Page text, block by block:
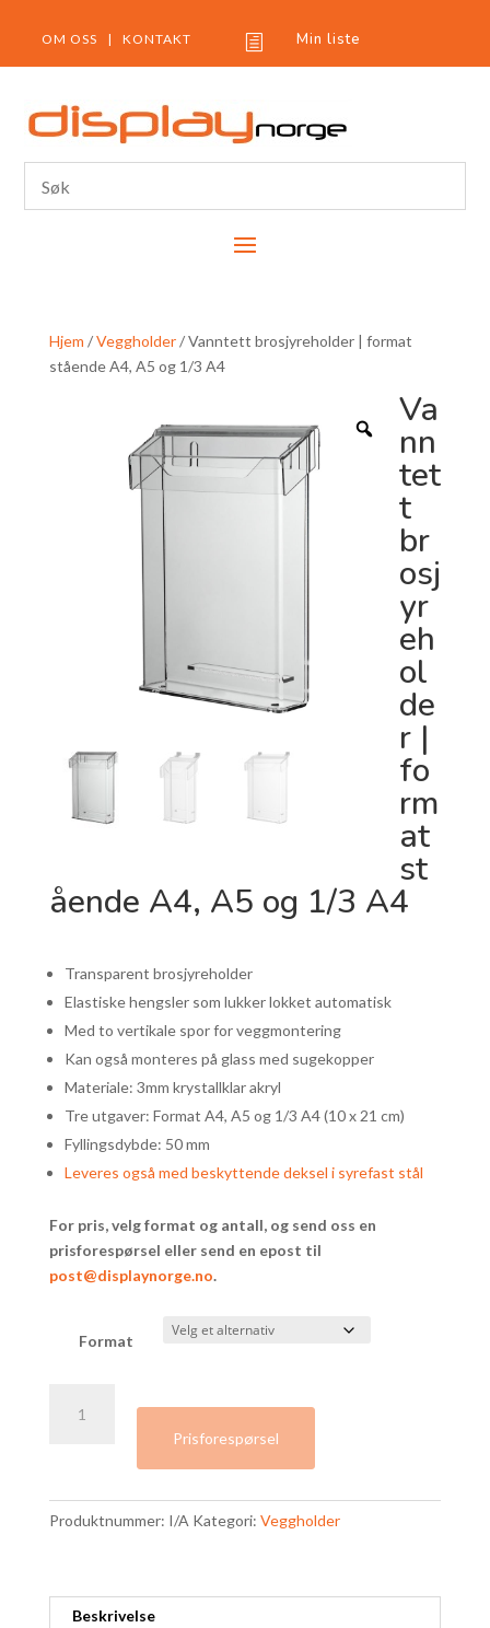
OM OSS | KONTAKT h Min liste
Hjem /Veggholder/ Vanntett brosjyreholder | format
stående A4, A5 og 1/3 A4
Va
nn
tet
t
br
osj
yr
eh
ol
de
r |
fo
rm
at
st
ående A4, A5 og 1/3 A4
Transparent brosjyreholder
Elastiske hengsler som lukker lokket automatisk
Med to vertikale spor for veggmontering
Kan også monteres på glass med sugekopper
Materiale: 3mm krystallklar akryl
Tre utgaver: Format A4, A5 og 1/3 A4 (10 x 21 cm)
Fyllingsdybde: 50 mm
Leveres også med beskyttende deksel i syrefast stål
For pris, velg format og antall, og send oss en
prisforespørsel eller send en epost til
post@displaynorge.no.
Format
brosjyreholder
stående
A4,
1/3
Prisforespørsel
Produktnummer: I/A Kategori: Veggholder
Beskrivelse